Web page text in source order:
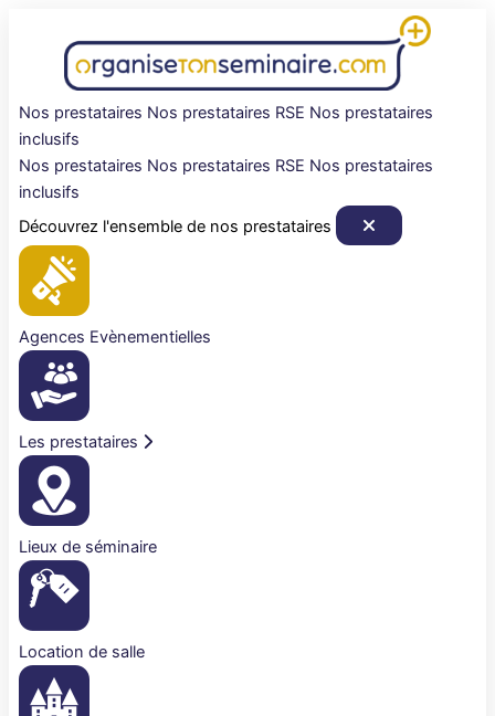
Nos prestataires Nos prestataires RSE Nos prestataires
inclusifs
Nos prestataires Nos prestataires RSE Nos prestataires
inclusifs
Découvrez l'ensemble de nos prestataires
Agences Evènementielles
Les prestataires
Lieux de séminaire
Location de salle